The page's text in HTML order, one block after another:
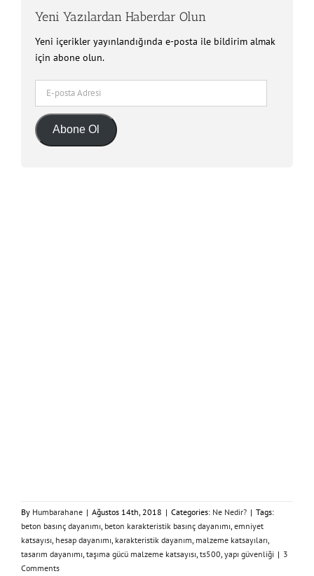
Yeni Yazılardan Haberdar Olun
Yeni içerikler yayınlandığında e-posta ile bildirim almak
için abone olun.
Adresi
Abone Ol
By Humbarahane | Ağustos 14th, 2018 | Categories: Ne Nedir? | Tags:
beton basınç dayanımı beton karakteristik basınç dayanımı emniyet
katsayısı hesap dayanımı karakteristik dayanım malzeme katsayıları
tasarım dayanımı taşıma gücü malzeme katsayısı ts500 yapı güvenliği | 3
Comments